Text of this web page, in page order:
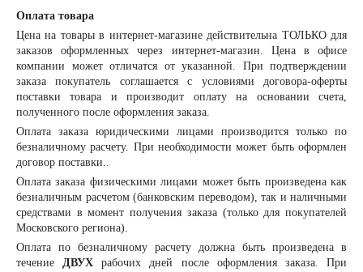
Оплата товара
Цена на товары в интернет-магазине действительна ТОЛЬКО для
заказов оформленных через интернет-магазин. Цена в офисе
компании может отличатся от указанной. При подтверждении
заказа покупатель соглашается с условиями договора-оферты
поставки товара и производит оплату на основании счета,
полученного после оформления заказа.
Оплата заказа юридическими лицами производится только по
безналичному расчету. При необходимости может быть оформлен
договор поставки..
Оплата заказа физическими лицами может быть произведена как
безналичным расчетом (банковским переводом), так и наличными
средствами в момент получения заказа (только для покупателей
Московского региона).
Оплата по безналичному расчету должна быть произведена в
течениеДВУХ рабочих дней после оформления заказа. При